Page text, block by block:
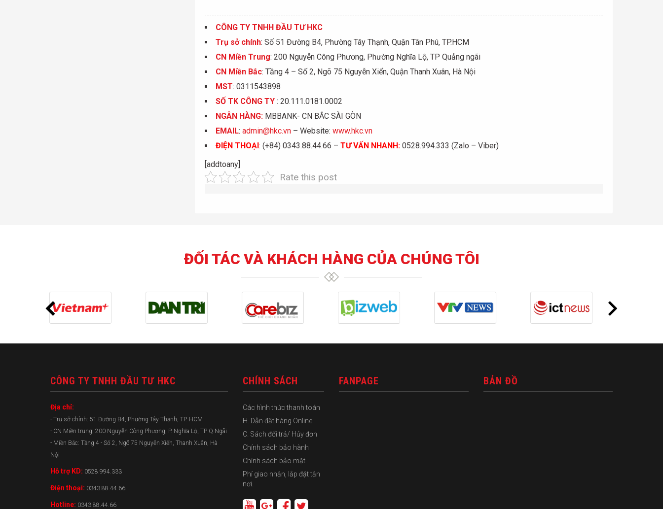
CÔNG TY TNHH ĐẦU TƯ HKC
Trụ sở chính: Số 51 Đường B4, Phường Tây Thạnh, Quận Tân Phú, TP.HCM
CN Miền Trung: 200 Nguyễn Công Phương, Phường Nghĩa Lộ, TP Quảng ngãi
CN Miền Bắc: Tầng 4 – Số 2, Ngõ 75 Nguyễn Xiển, Quận Thanh Xuân, Hà Nội
MST: 0311543898
SỐTK CÔNG TY: 20.111.0181.0002
NGÂN HÀNG: MBBANK- CN BẮC SÀI GÒN
EMAIL: admin@hkc.vn– Website: www.hkc.vn
ĐIỆN THOẠI: (+84) 0343.88.44.66 – TƯ VẤN NHANH:0528.994.333 (Zalo – Viber)
[addtoany]
Rate this post
ĐỐI TÁC VÀ KHÁCH HÀNG CỦA CHÚNG TÔI
CÔNG TY TNHH ĐẦU TƯ HKC
Địa chỉ:
- Trụ sở chính: 51 Đường B4, Phường Tây Thạnh, TP. HCM
- CN Miền trung: 200 Nguyễn Công Phương, P. Nghĩa Lộ, TP Q.Ngãi
- Miền Bắc: Tầng 4 - Số 2, Ngõ 75 Nguyễn Xiển, Thanh Xuân, Hà
Nội
Hỗ trợ KD: 0528.994.333
Điện thoại: 0343.88.44.66
Hotline: 0343.88.44.66
CHÍNH SÁCH
Các hình thức thanh toán
H. Dẫn đặt hàng Online
C. Sách đổi trả/ Hủy đơn
Chính sách bảo hành
Chính sách bảo mật
Phí giao nhận, lắp đặt tận
nơi.
FANPAGE BẢN ĐỒ